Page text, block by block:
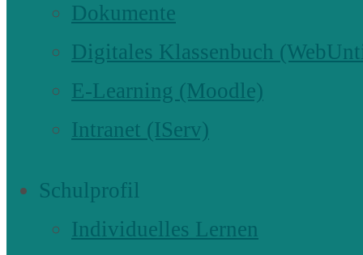
Dokumente
Digitales Klassenbuch
E-Learning (Moodle)
Intranet (IServ)
Schulprofil
Individuelles Lernen